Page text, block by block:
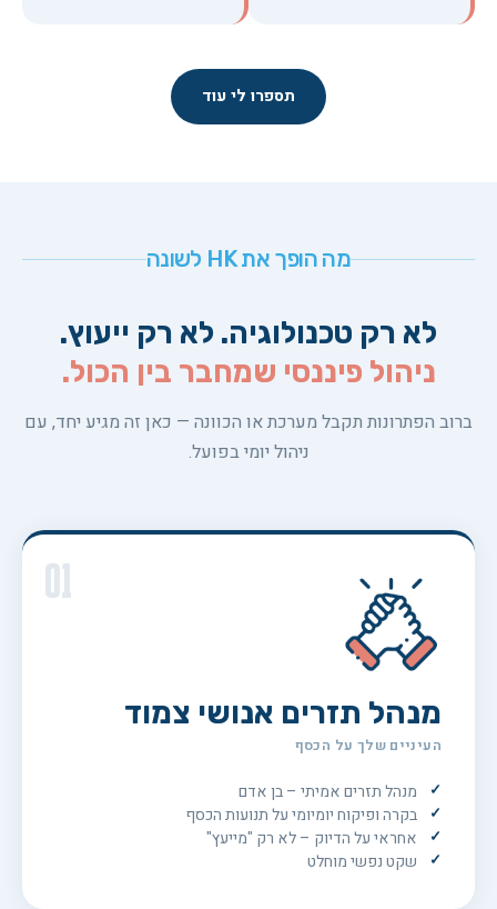
תספרו לי עוד
מה הופך את HK לשונה
לא רק טכנולוגיה. לא רק ייעוץ.
ניהול פיננסי שמחבר בין הכול.
ברוב הפתרונות תקבל מערכת או הכוונה — כאן זה מגיע יחד, עם
ניהול יומי בפועל.
01
מנהל תזרים אנושי צמוד
העיניים שלך על הכסף
מנהל תזרים אמיתי – בן אדם
בקרה ופיקוח יומיומי על תנועות הכסף
אחראי על הדיוק – לא רק "מייעץ"
שקט נפשי מוחלט